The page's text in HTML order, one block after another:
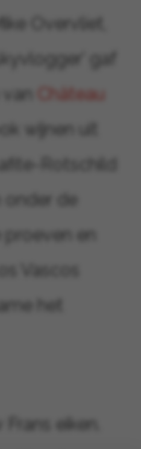
Overvliet,
gaf
Château
wijnen uit
Rotschild
onder de
en
Vascos
het
eiken.